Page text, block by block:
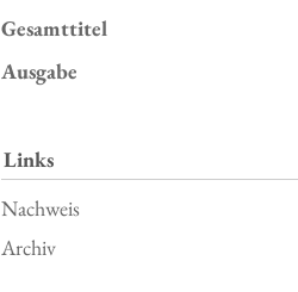
Gesamttitel
Ausgabe
Links
Nachweis
Archiv